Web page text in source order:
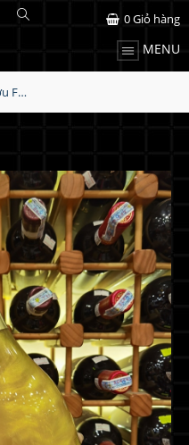
MENU
0Giỏ hàng
Rượu Fogoso Sparkling Oro